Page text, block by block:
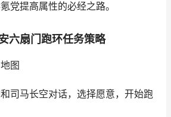
党提高属性的必经之路。
六扇门跑环任务策略
图
司马长空对话，选择愿意，开始跑